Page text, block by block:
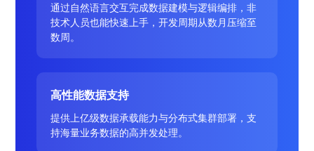
通过自然语言交互完成数据建模与逻辑编排，非
技术人员也能快速上手，开发周期从数月压缩至
数周。
高性能数据支持
提供上亿级数据承载能力与分布式集群部署，支
持海量业务数据的高并发处理。